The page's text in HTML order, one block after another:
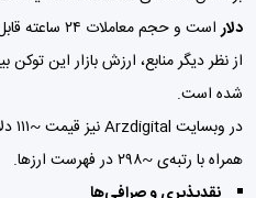
دلار است و حجم معاملات ۲۴ ساعته قابل توجهی دارد.
شده است.
همراه با رتبه‌ی ~۲۹۸ در فهرست ارزها.